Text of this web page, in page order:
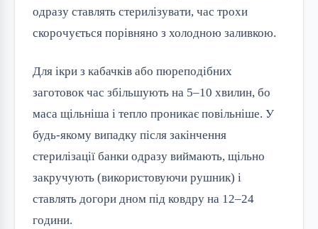
одразу ставлять стерилізувати, час трохи
скорочується порівняно з холодною заливкою.
Для ікри з кабачків або пюреподібних
заготовок час збільшують на 5–10 хвилин, бо
маса щільніша і тепло проникає повільніше. У
будь-якому випадку після закінчення
стерилізації банки одразу виймають, щільно
закручують (використовуючи рушник) і
ставлять догори дном під ковдру на 12–24
години.